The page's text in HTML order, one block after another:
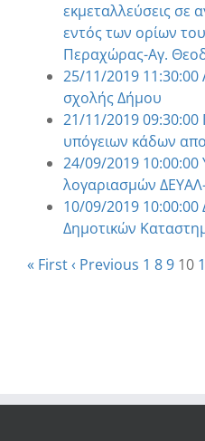
εκμεταλλεύσεις σε
εντός των ορίων
Περαχώρας-Αγ.
25/11/2019 11:30:00
σχολής Δήμου
21/11/2019
υπόγειων κάδων
24/09/2019 10:00:00
λογαριασμών
10/09/2019
Δημοτικών
« First‹ Previous 1 89 10